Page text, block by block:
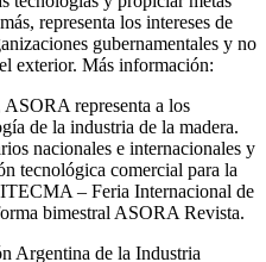
representa los intereses de
gubernamentales y no
exterior. Más información:
ASORA representa a los
de la industria de la madera.
nacionales e internacionales y
tecnológica comercial para la
– Feria Internacional de
bimestral ASORA Revista.
Argentina de la Industria